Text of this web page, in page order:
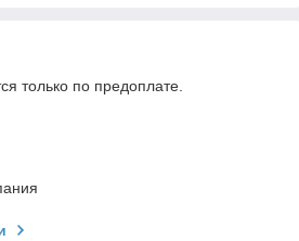
только по предоплате.